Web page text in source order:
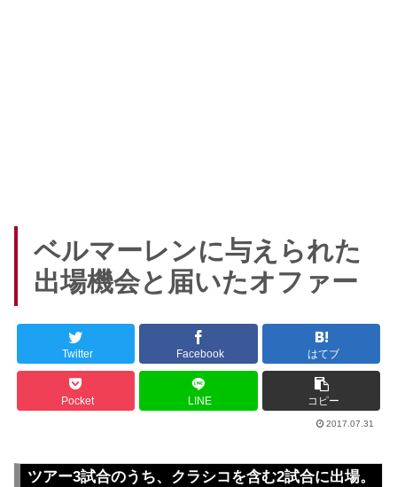
ベルマーレンに与えられた
出場機会と届いたオファー
Twitter Facebook はてブ
Pocket LINE コピー
2017.07.31
ツアー3試合のうち、クラシコを含む2試合に出場。